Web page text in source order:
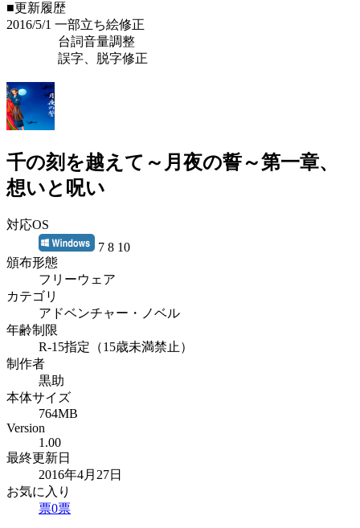
■更新履歴
2016/5/1 一部立ち絵修正
台詞音量調整
誤字、脱字修正
千の刻を越えて～月夜の誓～第一章、
想いと呪い
対応OS
7 8 10
頒布形態
フリーウェア
カテゴリ
アドベンチャー・ノベル
年齢制限
R-15指定（15歳未満禁止）
制作者
黒助
本体サイズ
764MB
Version
1.00
最終更新日
2016年4月27日
お気に入り
票0票